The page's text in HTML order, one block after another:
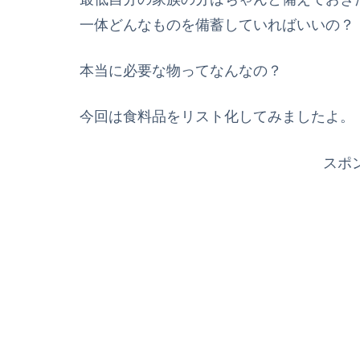
一体どんなものを備蓄していればいいの？
本当に必要な物ってなんなの？
今回は食料品をリスト化してみましたよ。
スポ